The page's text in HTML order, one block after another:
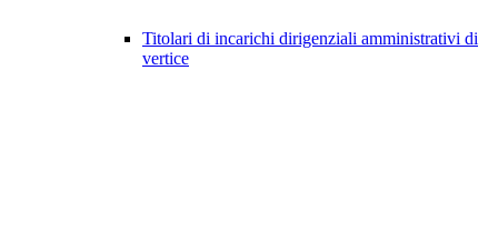
Titolari di incarichi dirigenziali amministrativi di
vertice